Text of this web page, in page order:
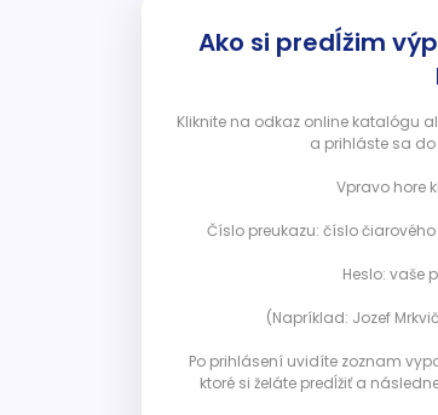
Ako si predĺžim
Kliknite na odkaz online katalógu
a prihláste sa
Vpravo hore
Číslo preukazu: číslo
Heslo: vaše
(Napríklad: Jozef
Po prihlásení uvidíte zoznam
ktoré si želáte predĺžiť a